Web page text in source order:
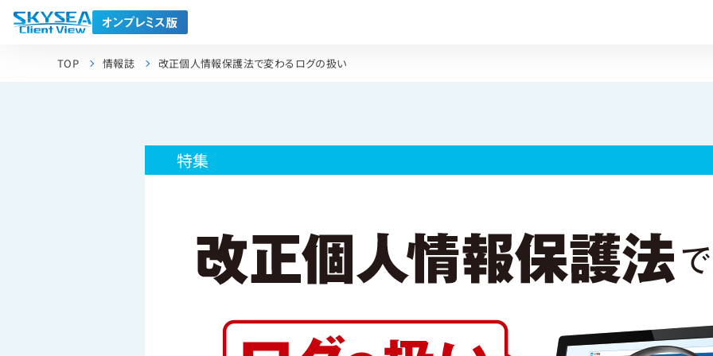
TOP 情報誌 改正個人情報保護法で変わるログの扱い
特集